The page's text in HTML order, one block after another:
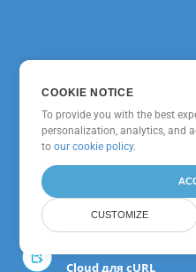
Cloud SDK для Ruby
Cloud SDK для Python
Cloud для cURL
COOKIE NOTICE
To provide you with the best
personalization, analytics, and
toour cookie policy.
CUSTOMIZE